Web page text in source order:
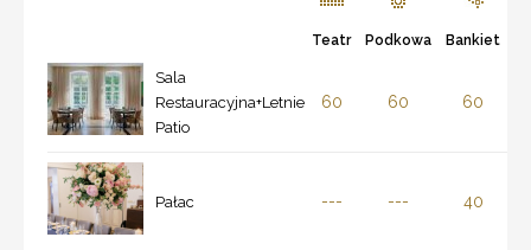
Teatr Podkowa Bankiet
Sala
Restauracyjna+Letnie
Patio
60 60 60
Pałac --- --- 40